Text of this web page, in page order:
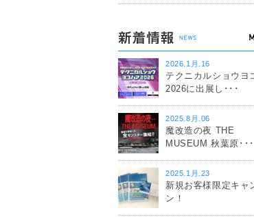
2026.1月.16
テクニカルショウヨ
2026に出展し･･･
2025.8月.06
魔改造の夜 THE
MUSEUM 秋葉原･･･
2025.1月.23
新規お客様限定キャ
ン！